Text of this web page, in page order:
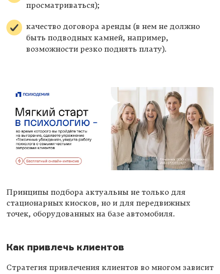
просматриваться);
качество договора аренды (в нем не должно
быть подводных камней, например,
возможности резко поднять плату).
Принципы подбора актуальны не только для
стационарных киосков, но и для передвижных
точек, оборудованных на базе автомобиля.
Как привлечь клиентов
Стратегия привлечения клиентов во многом зависит